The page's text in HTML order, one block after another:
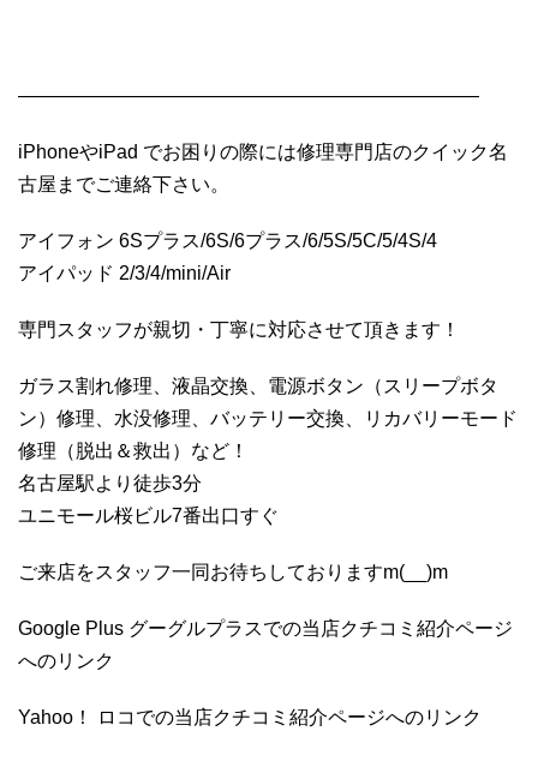
————————————————————————
iPhoneやiPad でお困りの際には修理専門店のクイック名
古屋までご連絡下さい。
アイフォン 6Sプラス/6S/6プラス/6/5S/5C/5/4S/4
アイパッド 2/3/4/mini/Air
専門スタッフが親切・丁寧に対応させて頂きます！
ガラス割れ修理、液晶交換、電源ボタン（スリープボタ
ン）修理、水没修理、バッテリー交換、リカバリーモード
修理（脱出＆救出）など！
名古屋駅より徒歩3分
ユニモール桜ビル7番出口すぐ
ご来店をスタッフ一同お待ちしておりますm(__)m
Google Plus グーグルプラスでの当店クチコミ紹介ページ
へのリンク
Yahoo！ ロコでの当店クチコミ紹介ページへのリンク